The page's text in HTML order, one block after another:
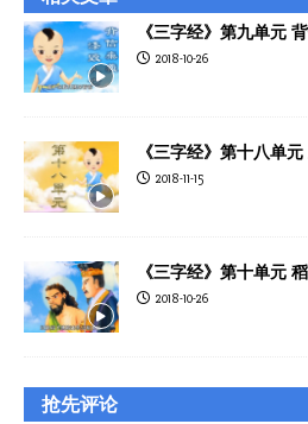
《三字经》第九单元
2018-10-26
《三字经》第十八单
2018-11-15
《三字经》第十单元
2018-10-26
抢先评论